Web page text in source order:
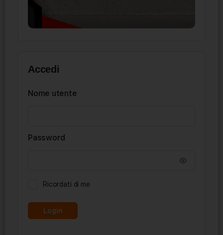
Accedi
Nome utente
Password
Ricordati di me